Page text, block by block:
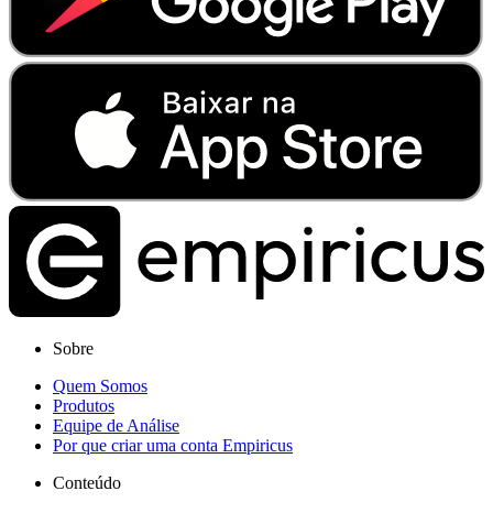
Sobre
Quem Somos
Produtos
Equipe de Análise
Por que criar uma conta Empiricus
Conteúdo